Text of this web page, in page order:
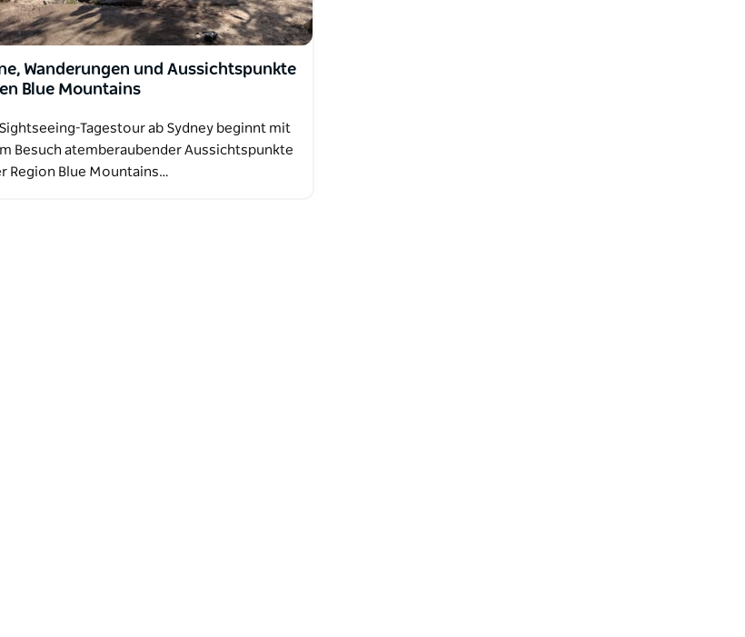
Wanderungen und Aussichtspunkte
Blue Mountains
Tagestour ab Sydney beginnt mit
Besuch atemberaubender Aussichtspunkte
Region Blue Mountains…